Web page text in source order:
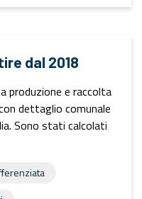
dal 2018
produzione e raccolta
dettaglio comunale
Sono stati calcolati